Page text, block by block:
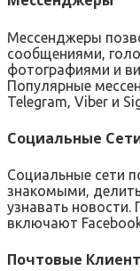
Мессенджеры
сообщениями‚
фотографиями и
Популярные
Telegram‚ Viber и
Социальные
Социальные сети
знакомыми‚
узнавать
включают
Почтовые